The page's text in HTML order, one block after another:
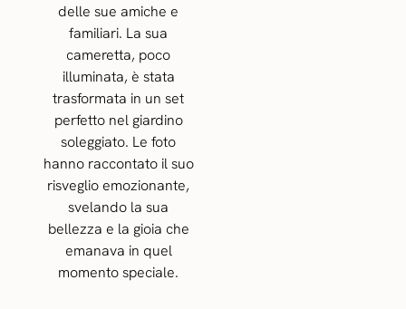
delle sue amiche e
familiari. La sua
cameretta, poco
illuminata, è stata
trasformata in un set
perfetto nel giardino
soleggiato. Le foto
hanno raccontato il suo
risveglio emozionante,
svelando la sua
bellezza e la gioia che
emanava in quel
momento speciale.